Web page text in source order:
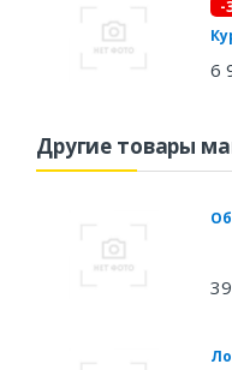
-
6
Другие товары